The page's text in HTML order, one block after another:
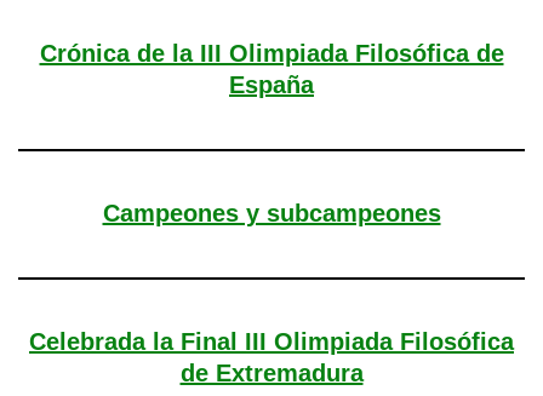
Crónica de la III Olimpiada Filosófica de
España
Campeones y subcampeones
Celebrada la Final III Olimpiada Filosófica
de Extremadura